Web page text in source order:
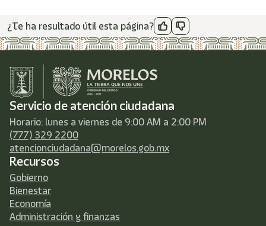
¿Te ha resultado útil esta página?
Servicio de atención ciudadana
Horario: lunes a viernes de 9:00 AM a 2:00 PM
(777) 329 2200
atencionciudadana@morelos.gob.mx
Recursos
Gobierno
Bienestar
Economía
Administración y finanzas